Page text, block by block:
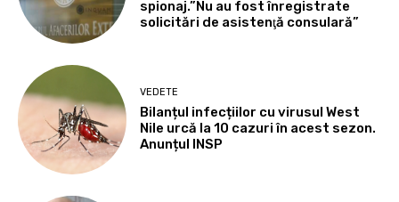
spionaj.”Nu au fost înregistrate
solicitări de asistenţă consulară”
VEDETE
Bilanțul infecțiilor cu virusul West
Nile urcă la 10 cazuri în acest sezon.
Anunțul INSP